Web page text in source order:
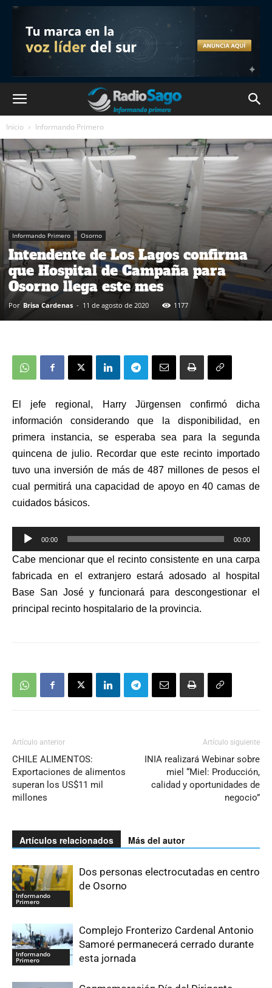
Inicio Informando Primero
Informando Primero Osorno
Intendente de Los Lagos confirma
que Hospital de Campaña para
Osorno llega este mes
Por Brisa Cardenas - 11 de agosto de 2020 1177
El jefe regional, Harry Jürgensen confirmó dicha
información considerando que la disponibilidad, en
primera instancia, se esperaba sea para la segunda
quincena de julio. Recordar que este recinto importado
tuvo una inversión de más de 487 millones de pesos el
cual permitirá una capacidad de apoyo en 40 camas de
cuidados básicos.
Reproductor
de
audio
00:00 00:00
Cabe mencionar que el recinto consistente en una carpa
fabricada en el extranjero estará adosado al hospital
Base San José y funcionará para descongestionar el
principal recinto hospitalario de la provincia.
Artículo anterior
CHILE ALIMENTOS:
Exportaciones de alimentos
superan los US$11 mil
millones
Artículo siguiente
INIA realizará Webinar sobre
miel “Miel: Producción,
calidad y oportunidades de
negocio”
Artículos relacionados Más del autor
Informando
Primero
Dos personas electrocutadas en centro
de Osorno
Informando
Primero
Complejo Fronterizo Cardenal Antonio
Samoré permanecerá cerrado durante
esta jornada